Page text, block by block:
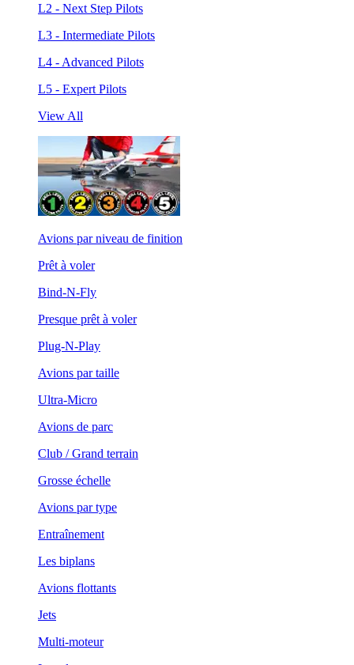
L2 - Next Step Pilots
L3 - Intermediate Pilots
L4 - Advanced Pilots
L5 - Expert Pilots
View All
Avions par niveau de finition
Prêt à voler
Bind-N-Fly
Presque prêt à voler
Plug-N-Play
Avions par taille
Ultra-Micro
Avions de parc
Club / Grand terrain
Grosse échelle
Avions par type
Entraînement
Les biplans
Avions flottants
Jets
Multi-moteur